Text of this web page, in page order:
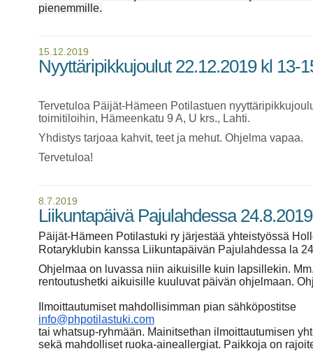
pienemmille.
15.12.2019
Nyyttäripikkujoulut 22.12.2019 kl 13-
Tervetuloa Päijät-Hämeen Potilastuen
toimitiloihin, Hämeenkatu 9 A, U krs., Lahti.
Yhdistys tarjoaa kahvit, teet ja mehut. Ohjelma vapaa.
Tervetuloa!
8.7.2019
Liikuntapäivä Pajulahdessa 24.8.2019
Päijät-Hämeen Potilastuki ry järjestää yhteistyössä
Rotaryklubin kanssa Liikuntapäivän Pajulahdessa la
Ohjelmaa on luvassa niin aikuisille kuin lapsillekin.
rentoutushetki aikuisille kuuluvat päivän ohjelmaan.
Ilmoittautumiset mahdollisimman pian sähköpostitse
info@phpotilastuki.com
tai whatsup-ryhmään. Mainitsethan ilmoittautumisen
sekä mahdolliset ruoka-aineallergiat. Paikkoja on